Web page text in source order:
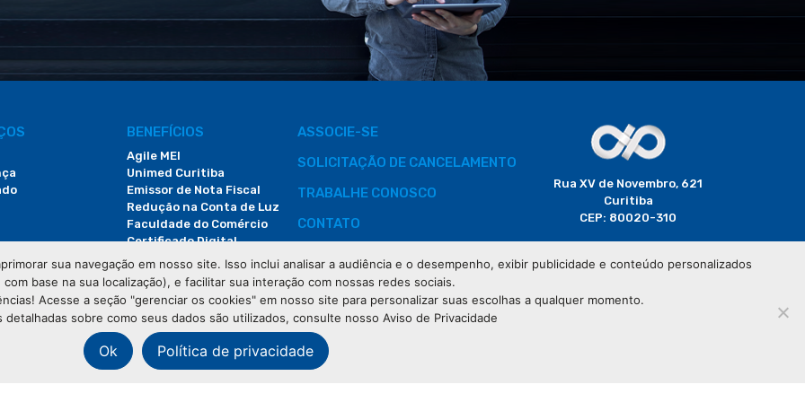
BENEFÍCIOS
Agile MEI
Unimed Curitiba
Emissor de Nota Fiscal
Redução na Conta de Luz
Faculdade do Comércio
Certificado Digital
ASSOCIE-SE
SOLICITAÇÃO DE CANCELAMENTO
TRABALHE CONOSCO
CONTATO
DEMANDAS JUDICIAIS
Rua XV de Novembro, 621
Curitiba
CEP: 80020-310
(41) 3320-2929
sua navegação em nosso site. Isso inclui analisar a audiência e o desempenho, exibir publicidade e conteúdo personalizados
com base na sua localização), e facilitar sua interação com nossas redes sociais.
Acesse a seção "gerenciar os cookies" em nosso site para personalizar suas escolhas a qualquer momento.
detalhadas sobre como seus dados são utilizados, consulte nosso Aviso de Privacidade
Ok Política de privacidade